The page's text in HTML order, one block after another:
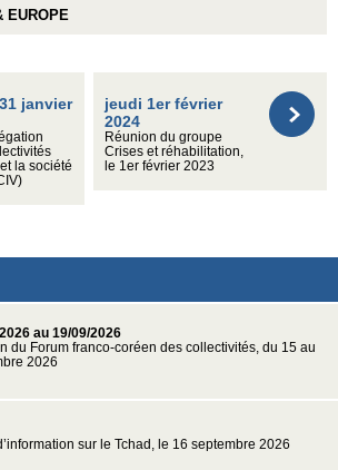
EUROPE
janvier
la société
jeudi 1er février
2024
Réunion du groupe
Crises et réhabilitation,
le 1er février 2023
au 19/09/2026
du Forum franco-coréen des collectivités, du 15 au
2026
sur le Tchad, le 16 septembre 2026